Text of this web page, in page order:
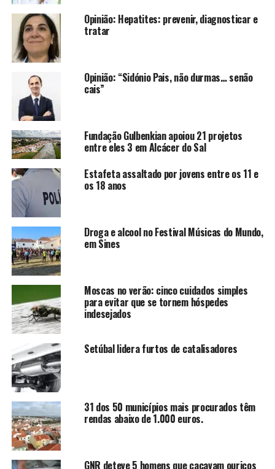
Opinião: Hepatites: prevenir, diagnosticar e
tratar
Opinião: “Sidónio Pais, não durmas… senão
cais”
Fundação Gulbenkian apoiou 21 projetos
entre eles 3 em Alcácer do Sal
Estafeta assaltado por jovens entre os 11 e
os 18 anos
Droga e alcool no Festival Músicas do Mundo,
em Sines
Moscas no verão: cinco cuidados simples
para evitar que se tornem hóspedes
indesejados
Setúbal lidera furtos de catalisadores
31 dos 50 municípios mais procurados têm
rendas abaixo de 1.000 euros.
GNR deteve 5 homens que caçavam ouriços